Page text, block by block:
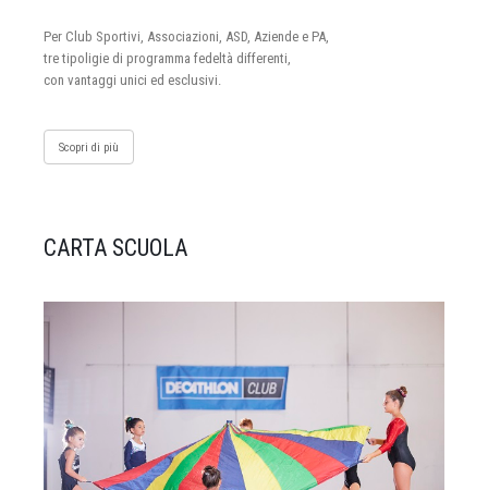
Per Club Sportivi, Associazioni, ASD, Aziende e PA,
tre tipoligie di programma fedeltà differenti,
con vantaggi unici ed esclusivi.
Scopri di più
CARTA SCUOLA